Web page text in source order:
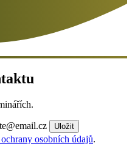
Uložit
osobních údajů.